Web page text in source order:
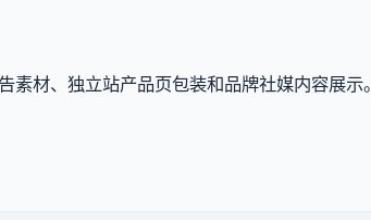
素材、独立站产品页包装和品牌社媒内容展示